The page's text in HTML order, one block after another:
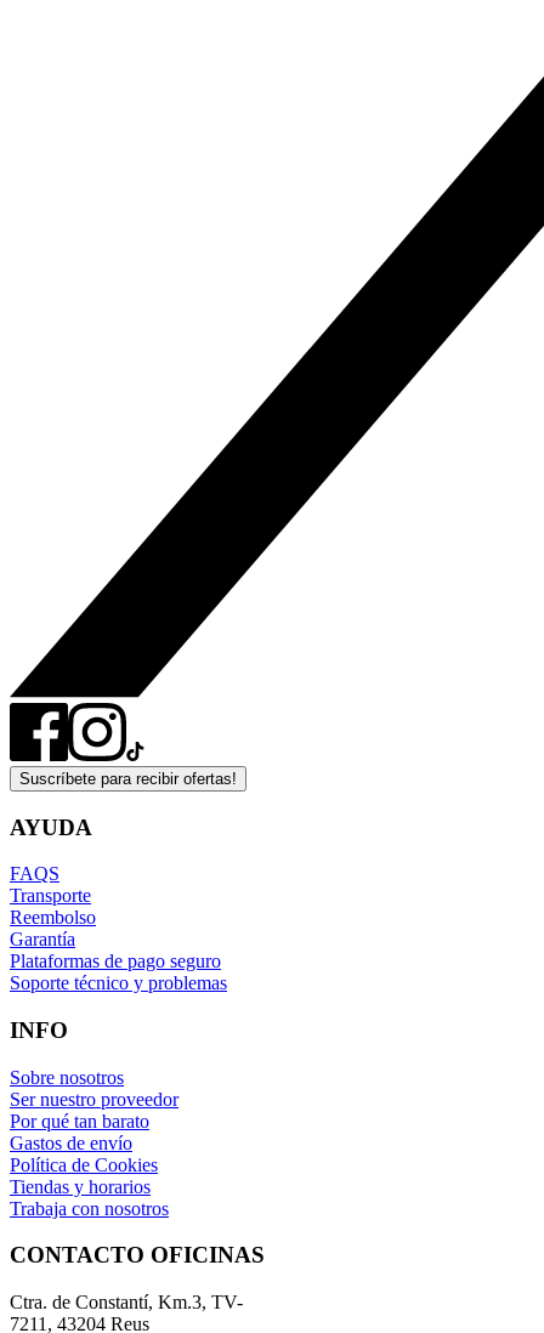
Suscríbete para recibir ofertas!
AYUDA
FAQS
Transporte
Reembolso
Garantía
Plataformas de pago seguro
Soporte técnico y problemas
INFO
Sobre nosotros
Ser nuestro proveedor
Por qué tan barato
Gastos de envío
Política de Cookies
Tiendas y horarios
Trabaja con nosotros
CONTACTO OFICINAS
Ctra. de Constantí, Km.3, TV-
7211, 43204 Reus